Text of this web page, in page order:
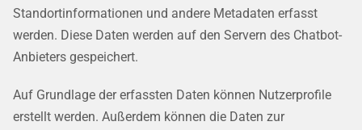
Standortinformationen und andere Metadaten erfasst
werden. Diese Daten werden auf den Servern des Chatbot-
Anbieters gespeichert.
Auf Grundlage der erfassten Daten können Nutzerprofile
erstellt werden. Außerdem können die Daten zur